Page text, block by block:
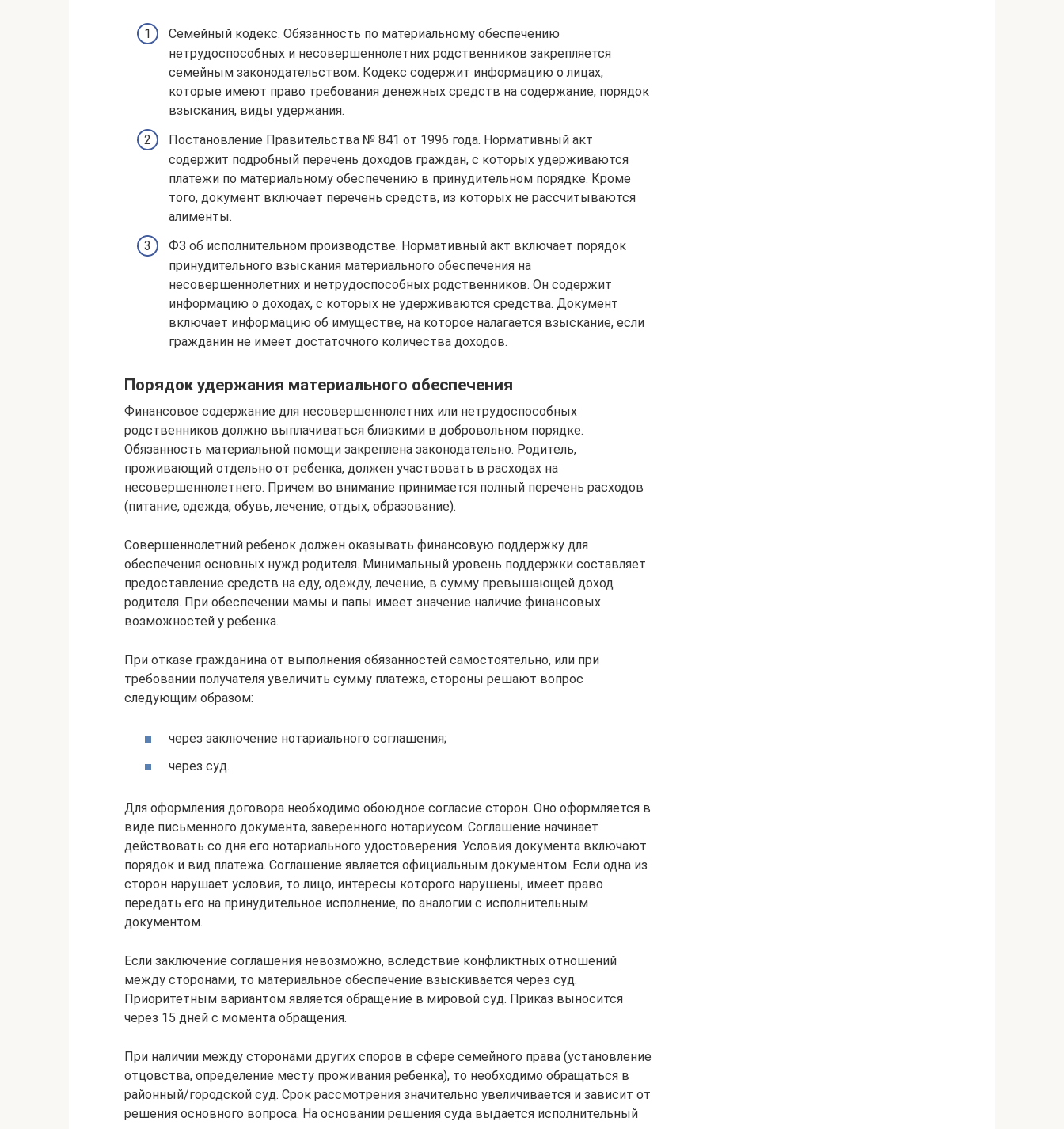
Семейный кодекс. Обязанность по материальному обеспечению
нетрудоспособных и несовершеннолетних родственников закрепляется
семейным законодательством. Кодекс содержит информацию о лицах,
которые имеют право требования денежных средств на содержание, порядок
взыскания, виды удержания.
Постановление Правительства № 841 от 1996 года. Нормативный акт
содержит подробный перечень доходов граждан, с которых удерживаются
платежи по материальному обеспечению в принудительном порядке. Кроме
того, документ включает перечень средств, из которых не рассчитываются
алименты.
ФЗ об исполнительном производстве. Нормативный акт включает порядок
принудительного взыскания материального обеспечения на
несовершеннолетних и нетрудоспособных родственников. Он содержит
информацию о доходах, с которых не удерживаются средства. Документ
включает информацию об имуществе, на которое налагается взыскание, если
гражданин не имеет достаточного количества доходов.
Порядок удержания материального обеспечения
Финансовое содержание для несовершеннолетних или нетрудоспособных
родственников должно выплачиваться близкими в добровольном порядке.
Обязанность материальной помощи закреплена законодательно. Родитель,
проживающий отдельно от ребенка, должен участвовать в расходах на
несовершеннолетнего. Причем во внимание принимается полный перечень расходов
(питание, одежда, обувь, лечение, отдых, образование).
Совершеннолетний ребенок должен оказывать финансовую поддержку для
обеспечения основных нужд родителя. Минимальный уровень поддержки составляет
предоставление средств на еду, одежду, лечение, в сумму превышающей доход
родителя. При обеспечении мамы и папы имеет значение наличие финансовых
возможностей у ребенка.
При отказе гражданина от выполнения обязанностей самостоятельно, или при
требовании получателя увеличить сумму платежа, стороны решают вопрос
следующим образом:
через заключение нотариального соглашения;
через суд.
Для оформления договора необходимо обоюдное согласие сторон. Оно оформляется в
виде письменного документа, заверенного нотариусом. Соглашение начинает
действовать со дня его нотариального удостоверения. Условия документа включают
порядок и вид платежа. Соглашение является официальным документом. Если одна из
сторон нарушает условия, то лицо, интересы которого нарушены, имеет право
передать его на принудительное исполнение, по аналогии с исполнительным
документом.
Если заключение соглашения невозможно, вследствие конфликтных отношений
между сторонами, то материальное обеспечение взыскивается через суд.
Приоритетным вариантом является обращение в мировой суд. Приказ выносится
через 15 дней с момента обращения.
При наличии между сторонами других споров в сфере семейного права (установление
отцовства, определение месту проживания ребенка), то необходимо обращаться в
районный/городской суд. Срок рассмотрения значительно увеличивается и зависит от
решения основного вопроса. На основании решения суда выдается исполнительный